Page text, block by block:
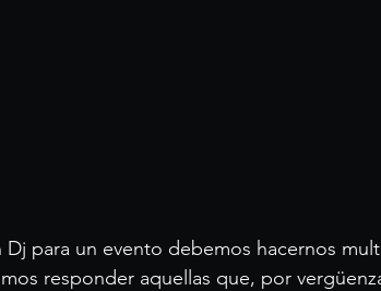
responder aquellas que, por